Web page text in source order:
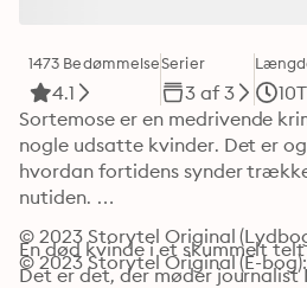
1473 Bedømmelse
4.1
Serier
3 af 3
Sortemose er en medrivende
nogle udsatte kvinder. Det er
hvordan fortidens synder
nutiden.
En død kvinde i et skummelt
Det er det, der møder journalist
© 2023 Storytel Original
© 2023 Storytel Original (E-bog):